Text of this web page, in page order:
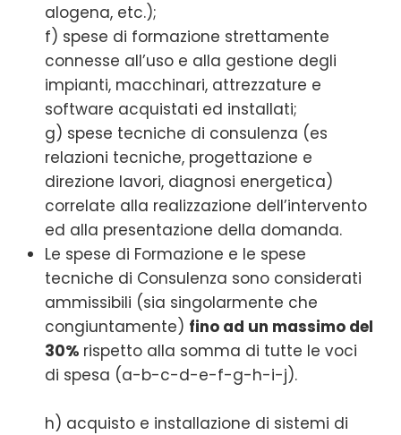
alogena, etc.);
f) spese di formazione strettamente
connesse all’uso e alla gestione degli
impianti, macchinari, attrezzature e
software acquistati ed installati;
g) spese tecniche di consulenza (es
relazioni tecniche, progettazione e
direzione lavori, diagnosi energetica)
correlate alla realizzazione dell’intervento
ed alla presentazione della domanda.
Le spese di Formazione e le spese
tecniche di Consulenza sono considerati
ammissibili (sia singolarmente che
congiuntamente) fino ad un massimo del
30% rispetto alla somma di tutte le voci
di spesa (a-b-c-d-e-f-g-h-i-j).
h) acquisto e installazione di sistemi di